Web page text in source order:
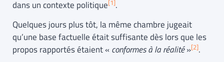
dans un contexte politique[1].
Quelques jours plus tôt, la même chambre jugeait
qu’une base factuelle était suffisante dès lors que les
propos rapportés étaient « conformes à la réalité»[2].